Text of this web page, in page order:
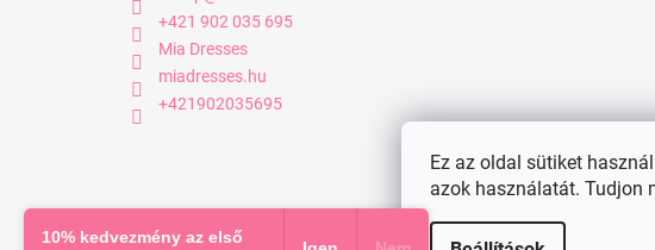
Ez az oldal sütiket
azok használatát. Tudjon
+421 902 035 695
Mia Dresses
miadresses.hu
+421902035695
Copyright 2026miadresses.hu
10% kedvezmény az első